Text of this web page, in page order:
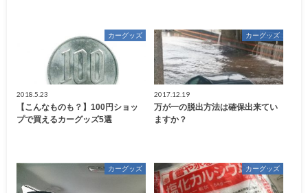
カーグッズ
2018.5.23
【こんなものも？】100円ショッ
プで買えるカーグッズ5選
カーグッズ
2017.12.19
万が一の脱出方法は確保出来てい
ますか？
カーグッズ カーグッズ